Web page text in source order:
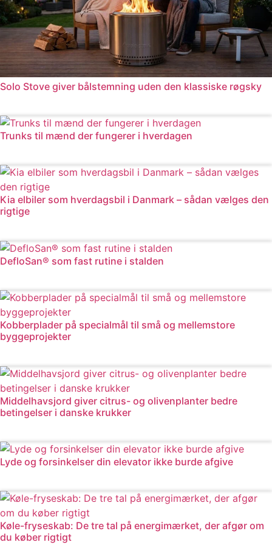
Solo Stove giver bålstemning uden den klassiske røgsky
Trunks til mænd der fungerer i hverdagen
Kia elbiler som hverdagsbil i Danmark – sådan vælges den
rigtige
DefloSan® som fast rutine i stalden
Kobberplader på specialmål til små og mellemstore
byggeprojekter
Middelhavsjord giver citrus- og olivenplanter bedre
betingelser i danske krukker
Lyde og forsinkelser din elevator ikke burde afgive
Køle-fryseskab: De tre tal på energimærket, der afgør om
du køber rigtigt